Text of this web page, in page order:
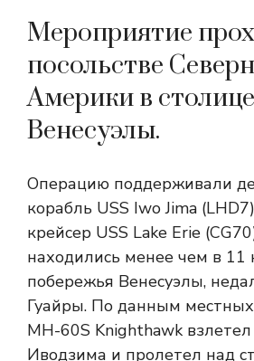
Мероприятие
посольстве
Америки в столице
Венесуэлы.
Операцию поддерживали
корабль USS Iwo Jima
крейсер USS Lake Erie
находились менее чем в 11
побережья Венесуэлы,
Гуайры. По данным
MH-60S Knighthawk взлетел
Иводзима и пролетел над